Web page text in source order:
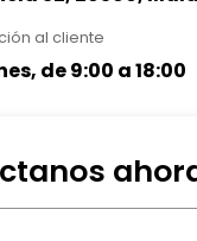
al cliente
de 9:00 a 18:00